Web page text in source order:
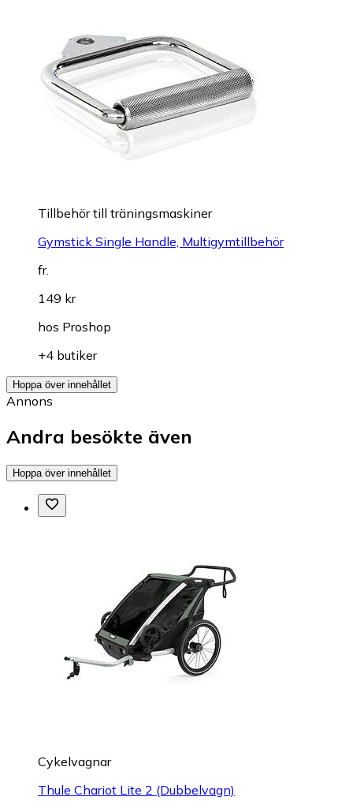
Tillbehör till träningsmaskiner
Gymstick Single Handle, Multigymtillbehör
fr.
149 kr
hos Proshop
+4 butiker
Hoppa över innehållet
Annons
Andra besökte även
Hoppa över innehållet
Cykelvagnar
Thule Chariot Lite 2 (Dubbelvagn)